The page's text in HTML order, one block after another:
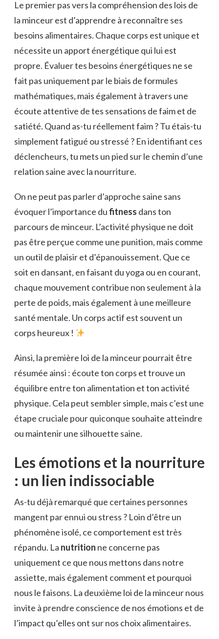
Le premier pas vers la compréhension des lois de
la minceur est d’apprendre à reconnaître ses
besoins alimentaires. Chaque corps est unique et
nécessite un apport énergétique qui lui est
propre. Évaluer tes besoins énergétiques ne se
fait pas uniquement par le biais de formules
mathématiques, mais également à travers une
écoute attentive de tes sensations de faim et de
satiété. Quand as-tu réellement faim ? Tu étais-tu
simplement fatigué ou stressé ? En identifiant ces
déclencheurs, tu mets un pied sur le chemin d’une
relation saine avec la nourriture.
On ne peut pas parler d’approche saine sans
évoquer l’importance dufitness dans ton
parcours de minceur. L’activité physique ne doit
pas être perçue comme une punition, mais comme
un outil de plaisir et d’épanouissement. Que ce
soit en dansant, en faisant du yoga ou en courant,
chaque mouvement contribue non seulement à la
perte de poids, mais également à une meilleure
santé mentale. Un corps actif est souvent un
corps heureux !
Ainsi, la première loi de la minceur pourrait être
résumée ainsi : écoute ton corps et trouve un
équilibre entre ton alimentation et ton activité
physique. Cela peut sembler simple, mais c’est une
étape cruciale pour quiconque souhaite atteindre
ou maintenir une silhouette saine.
Les émotions et la nourriture
: un lien indissociable
As-tu déjà remarqué que certaines personnes
mangent par ennui ou stress ? Loin d’être un
phénomène isolé, ce comportement est très
répandu. La nutrition ne concerne pas
uniquement ce que nous mettons dans notre
assiette, mais également comment et pourquoi
nous le faisons. La deuxième loi de la minceur nous
invite à prendre conscience de nos émotions et de
l’impact qu’elles ont sur nos choix alimentaires.